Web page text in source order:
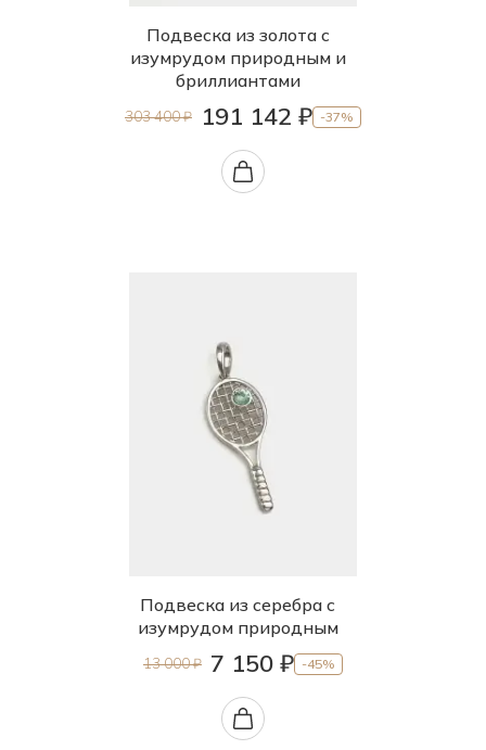
Подвеска из золота с
изумрудом природным и
бриллиантами
303 400 ₽ 191 142 ₽ -37%
Подвеска из серебра с
изумрудом природным
13 000 ₽ 7 150 ₽ -45%